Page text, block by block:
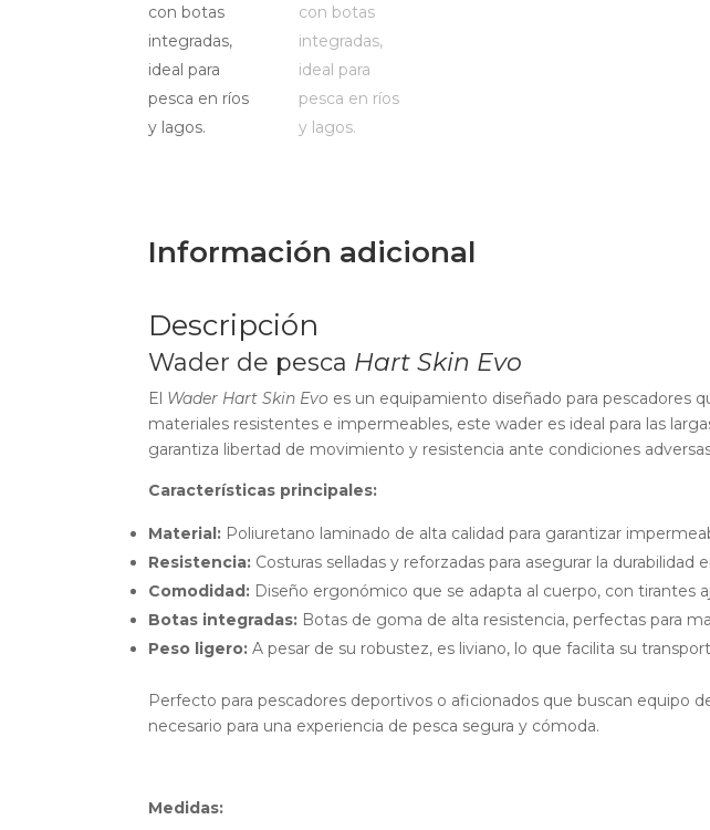
Información adicional
Descripción
Wader de pesca Hart Skin Evo
El Wader Hart Skin Evo es un equipamiento diseñado para pescadores
materiales resistentes e impermeables, este wader es ideal para las
garantiza libertad de movimiento y resistencia ante condiciones
Características principales:
Material: Poliuretano laminado de alta calidad para garantizar
Resistencia: Costuras selladas y reforzadas para asegurar la durabilidad
Comodidad: Diseño ergonómico que se adapta al cuerpo, con tirantes
Botas integradas: Botas de goma de alta resistencia, perfectas para
Peso ligero: A pesar de su robustez, es liviano, lo que facilita su
Perfecto para pescadores deportivos o aficionados que buscan equipo
necesario para una experiencia de pesca segura y cómoda.
Medidas: